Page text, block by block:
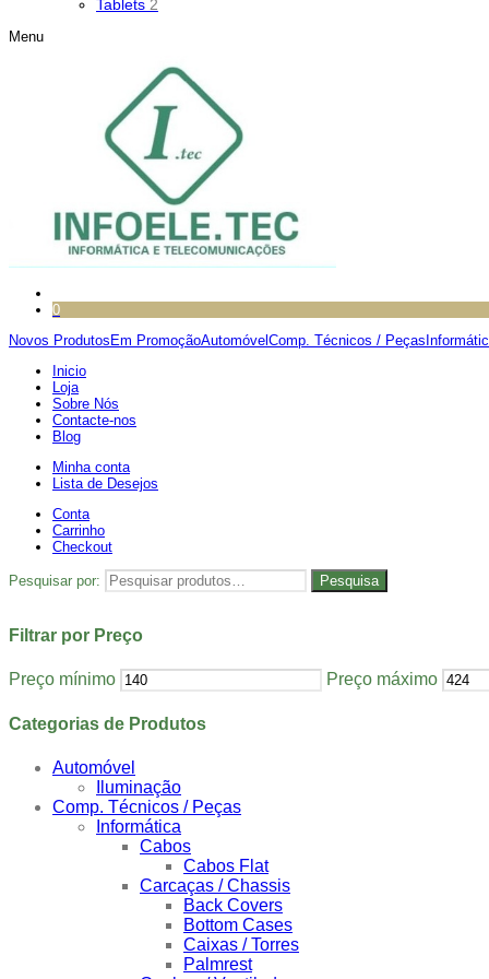
Tablets 2
Menu
0
Novos Produtos Em PromoçãoAutomóvel Comp. Técnicos / Peças
Inicio
Loja
Sobre Nós
Contacte-nos
Blog
Minha conta
Lista de Desejos
Conta
Carrinho
Checkout
Pesquisar por: Pesquisa
Filtrar por Preço
Preço mínimo Preço máximo
Categorias de Produtos
Automóvel
Iluminação
Comp. Técnicos / Peças
Informática
Cabos
Cabos Flat
Carcaças / Chassis
Back Covers
Bottom Cases
Caixas / Torres
Palmrest